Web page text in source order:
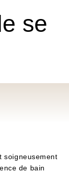
se
soigneusement
de bain